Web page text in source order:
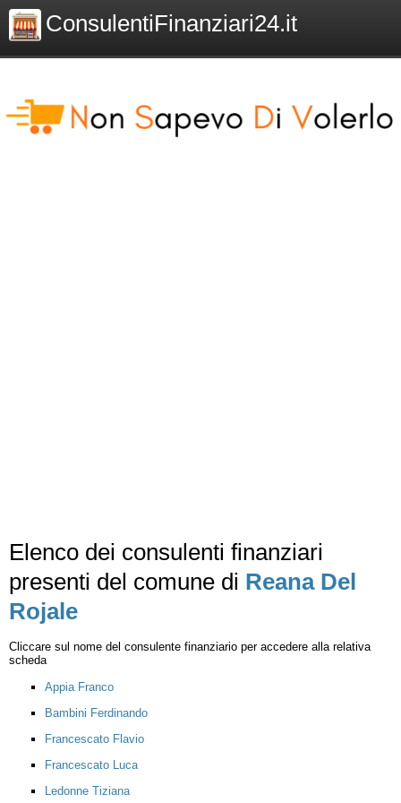
ConsulentiFinanziari24.it
Elenco dei consulenti finanziari
presenti del comune di Reana Del
Rojale
Cliccare sul nome del consulente finanziario per accedere alla relativa
scheda
Appia Franco
Bambini Ferdinando
Francescato Flavio
Francescato Luca
Ledonne Tiziana